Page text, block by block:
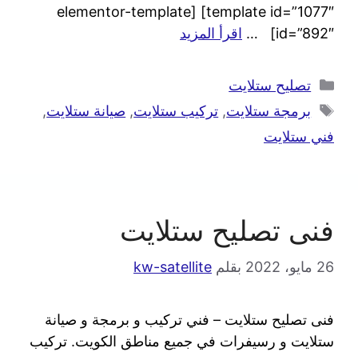
template id=”1077″] [elementor-template
id=”892″] …
اقرأ المزيد
تصليح ستلايت
برمجة ستلايت, تركيب ستلايت, صيانة ستلايت,
فني ستلايت
فنى تصليح ستلايت
26 مايو، 2022 بقلم kw-satellite
فنى تصليح ستلايت – فني تركيب و برمجة و صيانة
ستلايت و رسيفرات في جميع مناطق الكويت. تركيب